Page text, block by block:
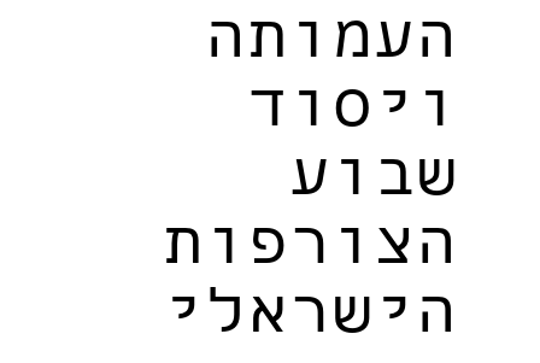
העמותה
ויסוד
שבוע
הצורפות
הישראלי